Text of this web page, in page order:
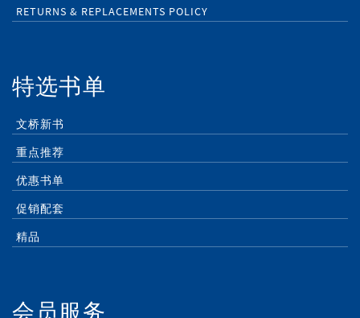
RETURNS & REPLACEMENTS POLICY
特选书单
文桥新书
重点推荐
优惠书单
促销配套
精品
会员服务